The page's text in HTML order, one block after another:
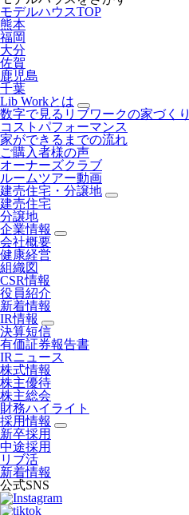
モデルハウスTOP
熊本
福岡
大分
佐賀
鹿児島
千葉
Lib Workとは
数字で見るリブワークの家づくり
コストパフォーマンス
家ができるまでの流れ
ご購入者様の声
オーナーズクラブ
ルームツアー動画
建売住宅・分譲地
建売住宅
分譲地
企業情報
会社概要
健康経営
組織図
CSR情報
役員紹介
新着情報
IR情報
決算短信
有価証券報告書
IRニュース
株式情報
株主優待
株主総会
財務ハイライト
採用情報
新卒採用
中途採用
リブ活
新着情報
公式SNS